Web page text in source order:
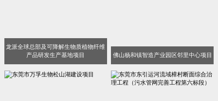
龙派全球总部及可降解生物质植物纤维
产品研发生产基地项目
佛山杨和镇智造产业园区邻里中心项目